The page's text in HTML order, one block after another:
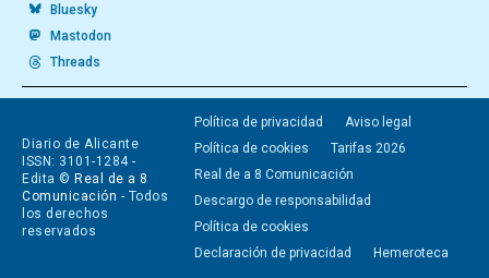
Bluesky
Mastodon
Threads
Diario de Alicante
ISSN: 3101-1284 -
Edita © Real de a 8
Comunicación - Todos
los derechos
reservados
Política de privacidad
Aviso legal
Política de cookies
Tarifas 2026
Real de a 8 Comunicación
Descargo de responsabilidad
Política de cookies
Declaración de privacidad
Hemeroteca